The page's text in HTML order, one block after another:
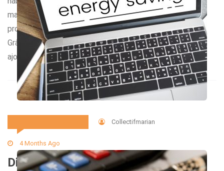
maison, elle s’impose comme un véritable atout pour
profiter du jardin toute l’année, quel que soit le climat.
Grâce à ses lignes épurées, ce type d’agrandissement
ajoute une […]
Collectifmarian
4 Months Ago
Dites stop aux remontées capillaires